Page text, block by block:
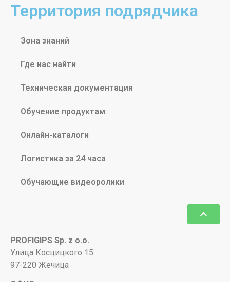
Территория подрядчика
Зона знаний
Где нас найти
Техническая документация
Обучение продуктам
Онлайн-каталоги
Логистика за 24 часа
Обучающие видеоролики
PROFIGIPS Sp. z o.o.
Улица Косцицкого 15
97-220 Жечица